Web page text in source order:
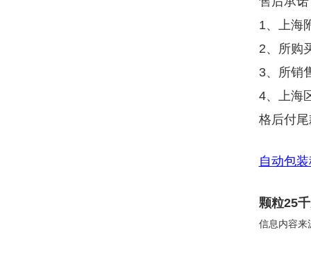
1、上海
2、所购
3、所销
4、上海
格后付
自动包
颗粒25
信息内容来